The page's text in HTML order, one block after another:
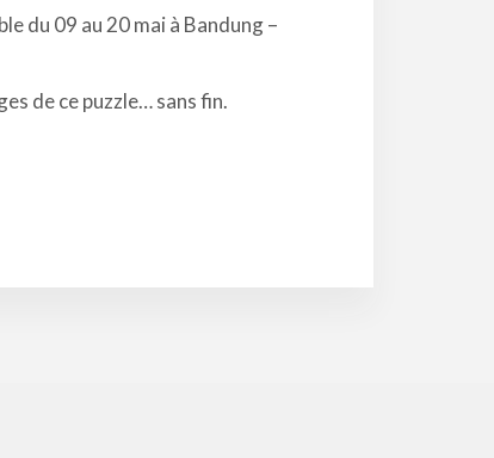
du 09 au 20 mai à Bandung –
de ce puzzle… sans fin.